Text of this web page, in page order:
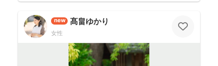
new 髙畠ゆかり
女性